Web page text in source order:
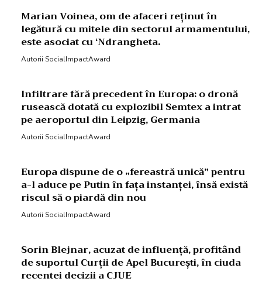
Marian Voinea, om de afaceri reținut în
legătură cu mitele din sectorul armamentului,
este asociat cu ‘Ndrangheta.
Autorii SocialImpactAward
Infiltrare fără precedent în Europa: o dronă
rusească dotată cu explozibil Semtex a intrat
pe aeroportul din Leipzig, Germania
Autorii SocialImpactAward
Europa dispune de o „fereastră unică” pentru
a-l aduce pe Putin în fața instanței, însă există
riscul să o piardă din nou
Autorii SocialImpactAward
Sorin Blejnar, acuzat de influență, profitând
de suportul Curții de Apel București, în ciuda
recentei decizii a CJUE